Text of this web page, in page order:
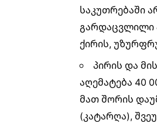
საკუთრებაში
გარდაცვლილი
ქირის,
პირის და
აღემატება 40
მათ შორის
(კატარღა),